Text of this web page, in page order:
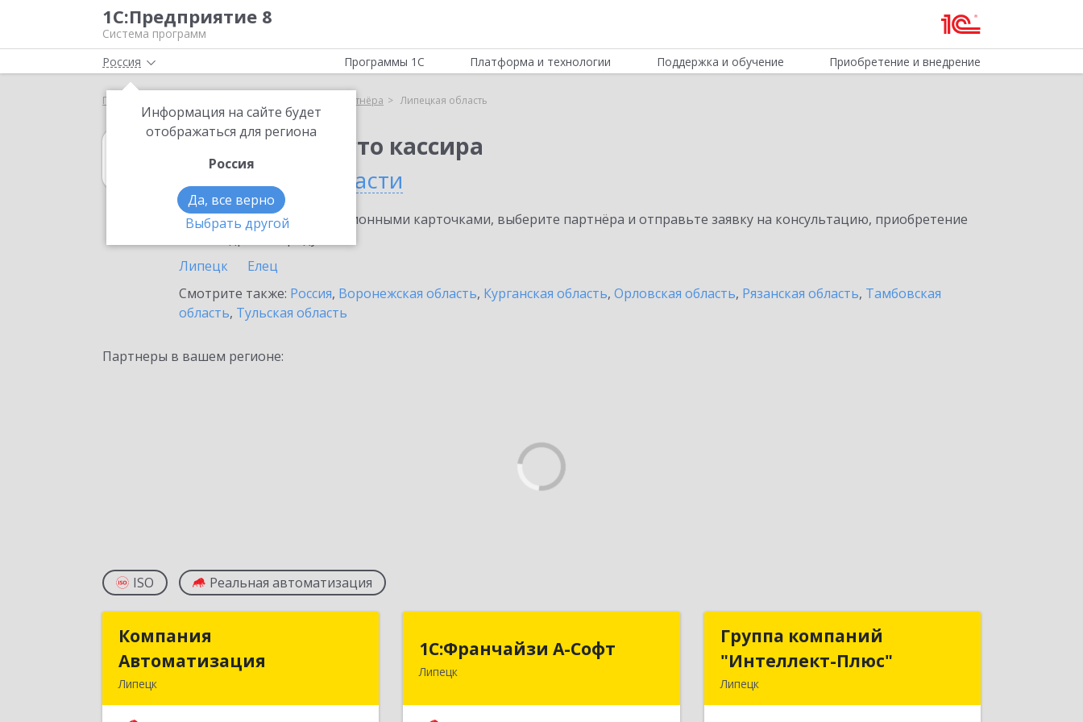
1С:Предприятие 8
Система программ
Россия
Информация на сайте будет
отображаться для региона
Россия
Да, все верно
Выбрать другой
Программы 1С Платформа и технологии Поддержка и обучение Приобретение и внедрение
Главная Выбор партнёра Липецкая область
1С:Рабочее место кассира
в Липецкой области
Ознакомьтесь с информационными карточками, выберите партнёра и отправьте заявку на консультацию, приобретение
Липецк
Елец
Смотрите также: Россия, Воронежская область, Курганская область, Орловская область, Рязанская область, Тамбовская
область, Тульская область
Партнеры в вашем регионе:
ISO Реальная автоматизация
Компания
Автоматизация
Липецк
Автоматизация
1С:Франчайзи А-Софт
Липецк
1С:Франчайзи А-Софт
398059, Липецкая обл, Липецк г,
Группа компаний
"Интеллект-Плюс"
Липецк
Группа компаний
"Интеллект-Плюс"